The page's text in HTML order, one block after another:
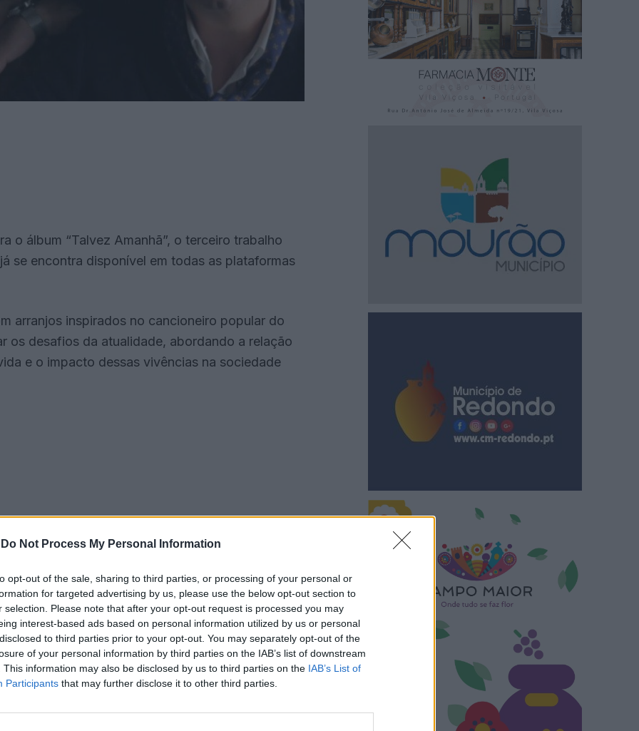
Do Not Process My Personal Information
opt-out of the sale, sharing to third parties, or processing of your personal or
for targeted advertising by us, please use the below opt-out section to
selection. Please note that after your opt-out request is processed you may
interest-based ads based on personal information utilized by us or personal
to third parties prior to your opt-out. You may separately opt-out of the
of your personal information by third parties on the IAB’s list of downstream
This information may also be disclosed by us to third parties on the IAB’s List of
Participants that may further disclose it to other third parties.
o álbum “Talvez Amanhã”, o terceiro trabalho
se encontra disponível em todas as plataformas
arranjos inspirados no cancioneiro popular do
os desafios da atualidade, abordando a relação
e o impacto dessas vivências na sociedade
luta quotidiana entre aquilo que cada pessoa
abordando também a tendência para atribuir
vida.